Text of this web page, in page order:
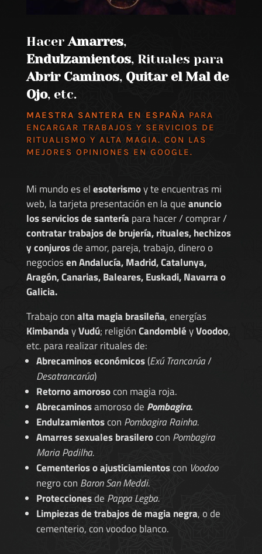
Hacer Amarres,
Endulzamientos, Rituales para
Abrir Caminos, Quitar el Mal de
Ojo, etc.
MAESTRA SANTERA EN ESPAÑA PARA
ENCARGAR TRABAJOS Y SERVICIOS DE
RITUALISMO Y ALTA MAGIA. CON LAS
MEJORES OPINIONES EN GOOGLE.
Mi mundo es elesoterismoy te encuentras mi
web, la tarjeta presentación en la queanuncio
los servicios de santería para hacer / comprar /
contratar trabajos de brujería, rituales, hechizos
y conjurosde amor, pareja, trabajo, dinero o
negociosen Andalucía, Madrid, Catalunya,
Aragón, Canarias, Baleares, Euskadi, Navarra o
Galicia.
Trabajo conalta magia brasileña, energías
KimbandayVudú; religiónCandombléyVoodoo,
etc. para realizar rituales de:
Abrecaminos económicos(Exú Trancarúa/
Desatrancarúa)
Retorno amorosocon magia roja.
Abrecaminosamoroso de Pombagira.
Endulzamientoscon Pombagira Rainha.
Amarres sexuales brasilerocon Pombagira
Maria Padilha.
Cementerios o ajusticiamientoscon Voodoo
negro con Baron San Meddi.
Proteccionesde Pappa Legba.
Limpiezas de trabajos de magia negra, o de
cementerio, con voodoo blanco.